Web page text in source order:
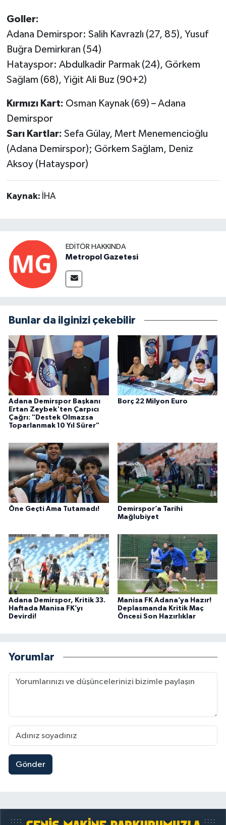
Goller:
Adana Demirspor: Salih Kavrazlı (27, 85), Yusuf
Buğra Demirkıran (54)
Hatayspor: Abdulkadir Parmak (24), Görkem
Sağlam (68), Yiğit Ali Buz (90+2)
Kırmızı Kart: Osman Kaynak (69) – Adana
Demirspor
Sarı Kartlar: Sefa Gülay, Mert Menemencioğlu
(Adana Demirspor); Görkem Sağlam, Deniz
Aksoy (Hatayspor)
Kaynak: İHA
EDITÖR HAKKINDA
Metropol Gazetesi
Bunlar da ilginizi çekebilir
Adana Demirspor Başkanı
Ertan Zeybek'ten Çarpıcı
Çağrı: "Destek Olmazsa
Toparlanmak 10 Yıl Sürer"
Borç 22 Milyon Euro
Öne Geçti Ama Tutamadı!
Demirspor’a Tarihi
Mağlubiyet
Adana Demirspor, Kritik 33.
Haftada Manisa FK’yı
Devirdi!
Manisa FK Adana’ya Hazır!
Deplasmanda Kritik Maç
Öncesi Son Hazırlıklar
Yorumlar
Gönder